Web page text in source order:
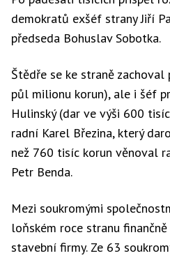
demokratů exšéf strany Jiří
předseda Bohuslav Sobotka.
Štědře se ke straně
půl milionu korun), ale i šéf
Hulinský (dar ve výši 600
radní Karel Březina, který
než 760 tisíc korun věnoval
Petr Benda.
Mezi soukromými
loňském roce stranu
stavební firmy. Ze 63